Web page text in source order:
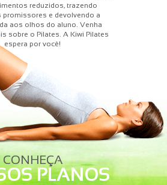
reduzidos, trazendo
promissores e devolvendo a
aos olhos do aluno. Venha
sobre o Pilates. A Kiwi Pilates
espera por você!
CONHEÇA
PLANOS